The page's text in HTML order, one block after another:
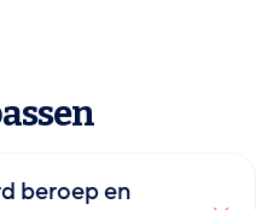
beroep en